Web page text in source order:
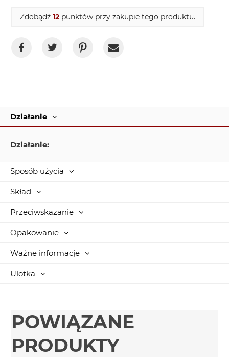
Zdobądź 12 punktów przy zakupie tego produktu.
Działanie
Działanie:
Sposób użycia
Skład
Przeciwskazanie
Opakowanie
Ważne informacje
Ulotka
POWIĄZANE
PRODUKTY